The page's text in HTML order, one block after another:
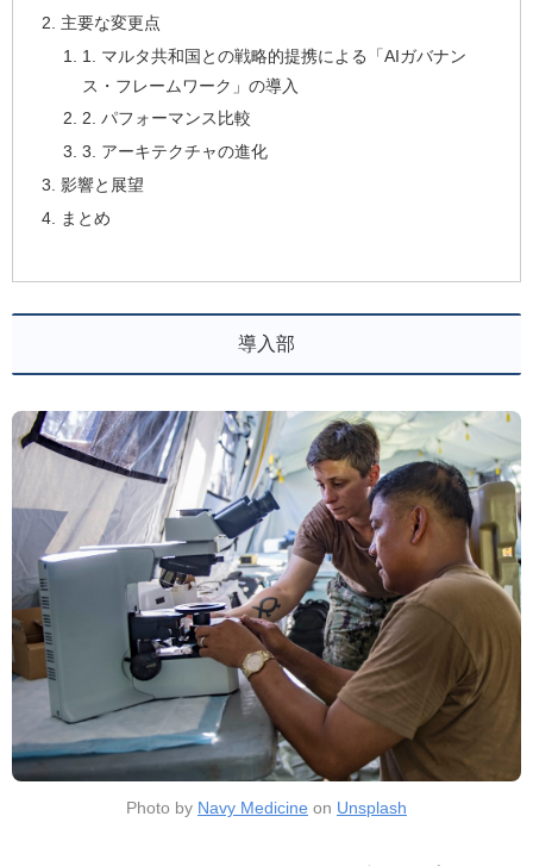
主要な変更点
1. マルタ共和国との戦略的提携による「AIガバナン
ス・フレームワーク」の導入
2. パフォーマンス比較
3. アーキテクチャの進化
影響と展望
まとめ
導入部
Photo by Navy Medicine on Unsplash